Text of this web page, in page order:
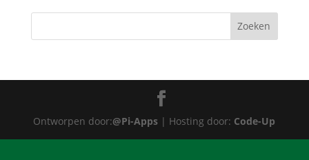
Ontworpen door:@Pi-Apps | Hosting door: Code-Up